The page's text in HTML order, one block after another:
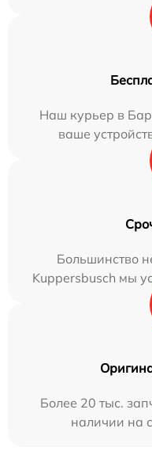
Наш курьер в
ваше
Большинство
Kuppersbusch мы
Более 20 тыс.
наличии на